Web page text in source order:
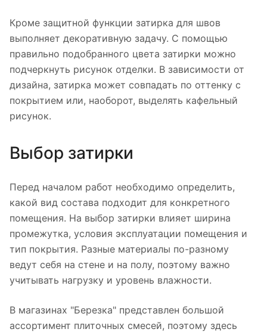
Кроме защитной функции затирка для швов
выполняет декоративную задачу. С помощью
правильно подобранного цвета затирки можно
подчеркнуть рисунок отделки. В зависимости от
дизайна, затирка может совпадать по оттенку с
покрытием или, наоборот, выделять кафельный
рисунок.
Выбор затирки
Перед началом работ необходимо определить,
какой вид состава подходит для конкретного
помещения. На выбор затирки влияет ширина
промежутка, условия эксплуатации помещения и
тип покрытия. Разные материалы по-разному
ведут себя на стене и на полу, поэтому важно
учитывать нагрузку и уровень влажности.
В магазинах "Березка" представлен большой
ассортимент плиточных смесей, поэтому здесь